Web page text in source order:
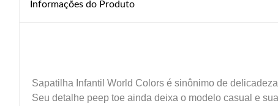
Informações do Produto
Sapatilha Infantil World Colors é sinônimo de
Seu detalhe peep toe ainda deixa o modelo casual e